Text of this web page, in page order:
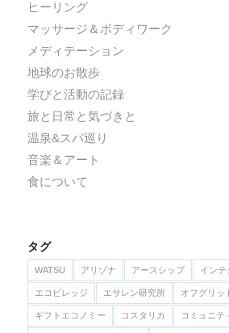
ヒーリング
マッサージ＆ボディワーク
メディテーション
地球のお散歩
学びと活動の記録
旅と日常と気づきと
温泉&スパ巡り
音楽＆アート
食について
タグ
WATSU アリゾナ アースシップ インテ
エコビレッジ エサレン研究所 オフグリッ
ギフトエコノミー コスタリカ コミュニテ